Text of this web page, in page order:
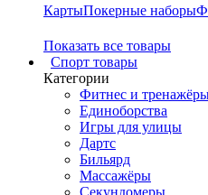
КартыПокерные наборы
Показать все товары
Cпорт товары
Категории
Фитнес и
Единоборства
Игры для улицы
Дартс
Бильярд
Массажёры